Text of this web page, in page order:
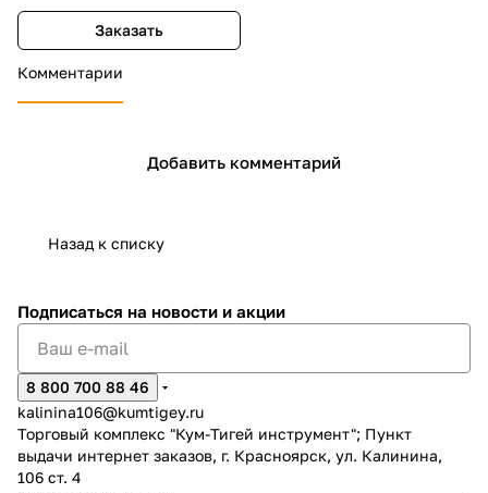
Заказать
Комментарии
Добавить комментарий
Назад к списку
Подписаться на новости и акции
8 800 700 88 46
kalinina106@kumtigey.ru
Торговый комплекс "Кум-Тигей инструмент"; Пункт
выдачи интернет заказов, г. Красноярск, ул. Калинина,
106 ст. 4